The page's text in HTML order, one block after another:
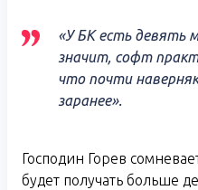
«У БК есть девять
значит, софт
что почти
заранее».
Господин Горев
будет получать больше